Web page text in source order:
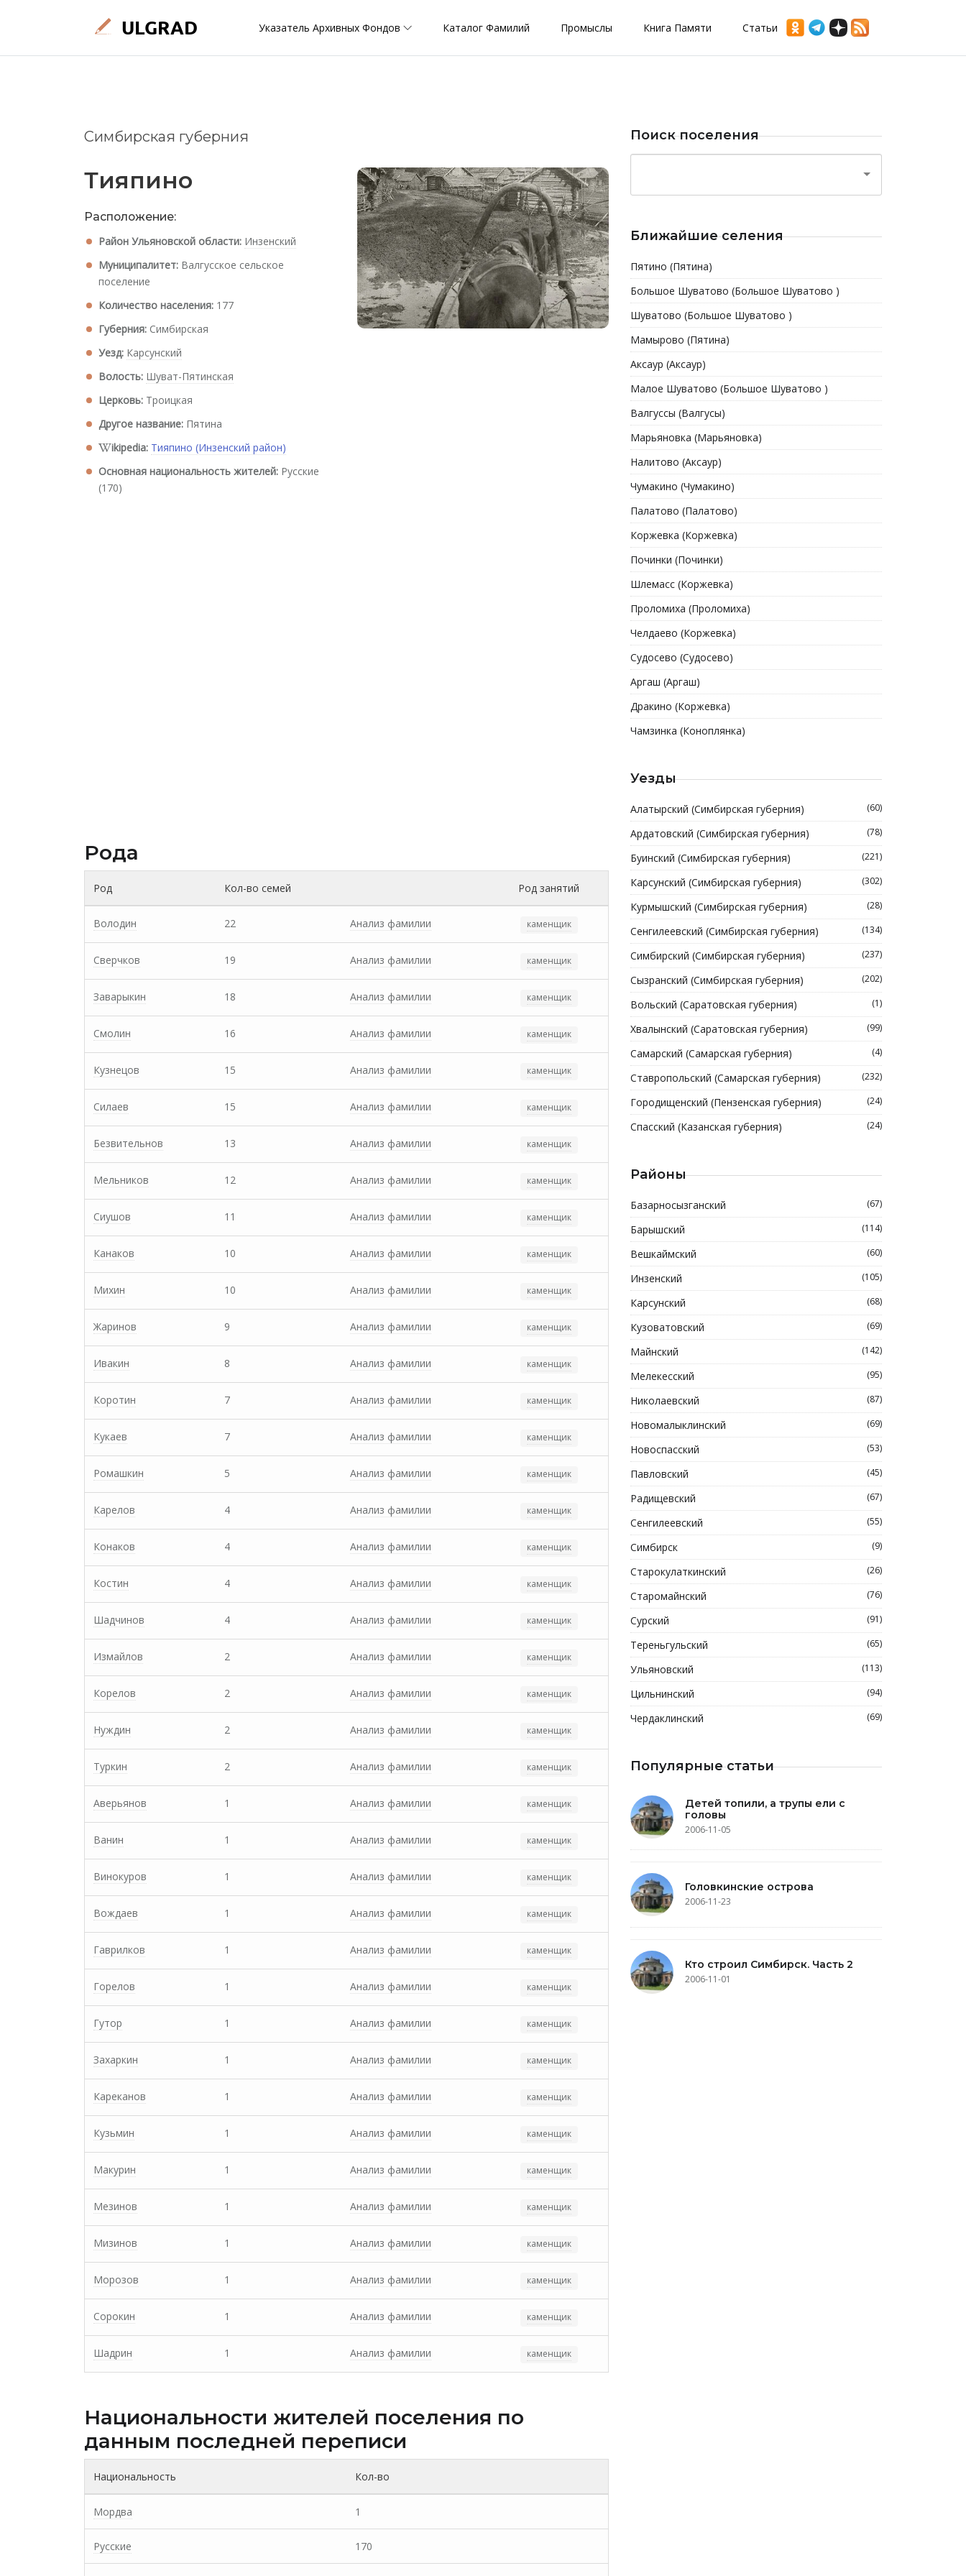
Указатель Архивных Фондов Каталог Фамилий Промыслы Книга Памяти Статьи
Симбирская губерния
Тияпино
Расположение:
Район Ульяновской области: Инзенский
Муниципалитет: Валгусское сельское
поселение
Количество населения: 177
Губерния: Симбирская
Уезд: Карсунский
Волость: Шуват-Пятинская
Церковь: Троицкая
Другое название: Пятина
ikipedia: Тияпино (Инзенский район)
Основная национальность жителей: Русские
(170)
Рода
Род Кол-во семей Род занятий
Володин 22 Анализ фамилии каменщик
Сверчков 19 Анализ фамилии каменщик
Заварыкин 18 Анализ фамилии каменщик
Смолин 16 Анализ фамилии каменщик
Кузнецов 15 Анализ фамилии каменщик
Силаев 15 Анализ фамилии каменщик
Безвительнов 13 Анализ фамилии каменщик
Мельников 12 Анализ фамилии каменщик
Сиушов 11 Анализ фамилии каменщик
Канаков 10 Анализ фамилии каменщик
Михин 10 Анализ фамилии каменщик
Жаринов 9 Анализ фамилии каменщик
Ивакин 8 Анализ фамилии каменщик
Коротин 7 Анализ фамилии каменщик
Кукаев 7 Анализ фамилии каменщик
Ромашкин 5 Анализ фамилии каменщик
Карелов 4 Анализ фамилии каменщик
Конаков 4 Анализ фамилии каменщик
Костин 4 Анализ фамилии каменщик
Шадчинов 4 Анализ фамилии каменщик
Измайлов 2 Анализ фамилии каменщик
Корелов 2 Анализ фамилии каменщик
Нуждин 2 Анализ фамилии каменщик
Туркин 2 Анализ фамилии каменщик
Аверьянов 1 Анализ фамилии каменщик
Ванин 1 Анализ фамилии каменщик
Винокуров 1 Анализ фамилии каменщик
Вождаев 1 Анализ фамилии каменщик
Гаврилков 1 Анализ фамилии каменщик
Горелов 1 Анализ фамилии каменщик
Гутор 1 Анализ фамилии каменщик
Захаркин 1 Анализ фамилии каменщик
Кареканов 1 Анализ фамилии каменщик
Кузьмин 1 Анализ фамилии каменщик
Макурин 1 Анализ фамилии каменщик
Мезинов 1 Анализ фамилии каменщик
Мизинов 1 Анализ фамилии каменщик
Морозов 1 Анализ фамилии каменщик
Сорокин 1 Анализ фамилии каменщик
Шадрин 1 Анализ фамилии каменщик
Национальности жителей поселения по
данным последней переписи
Национальность Кол-во
Мордва 1
Русские 170
Поиск поселения
Ближайшие селения
Пятино (Пятина)
Большое Шуватово (Большое Шуватово )
Шуватово (Большое Шуватово )
Мамырово (Пятина)
Аксаур (Аксаур)
Малое Шуватово (Большое Шуватово )
Валгуссы (Валгусы)
Марьяновка (Марьяновка)
Налитово (Аксаур)
Чумакино (Чумакино)
Палатово (Палатово)
Коржевка (Коржевка)
Починки (Починки)
Шлемасс (Коржевка)
Проломиха (Проломиха)
Челдаево (Коржевка)
Судосево (Судосево)
Аргаш (Аргаш)
Дракино (Коржевка)
Чамзинка (Коноплянка)
Уезды
Алатырский (Симбирская губерния) (60)
Ардатовский (Симбирская губерния) (78)
Буинский (Симбирская губерния) (221)
Карсунский (Симбирская губерния) (302)
Курмышский (Симбирская губерния) (28)
Сенгилеевский (Симбирская губерния) (134)
Симбирский (Симбирская губерния) (237)
Сызранский (Симбирская губерния) (202)
Вольский (Саратовская губерния) (1)
Хвалынский (Саратовская губерния) (99)
Самарский (Самарская губерния) (4)
Ставропольский (Самарская губерния) (232)
Городищенский (Пензенская губерния) (24)
Спасский (Казанская губерния) (24)
Районы
Базарносызганский (67)
Барышский (114)
Вешкаймский (60)
Инзенский (105)
Карсунский (68)
Кузоватовский (69)
Майнский (142)
Мелекесский (95)
Николаевский (87)
Новомалыклинский (69)
Новоспасский (53)
Павловский (45)
Радищевский (67)
Сенгилеевский (55)
Симбирск (9)
Старокулаткинский (26)
Старомайнский (76)
Сурский (91)
Тереньгульский (65)
Ульяновский (113)
Цильнинский (94)
Чердаклинский (69)
Популярные статьи
Детей топили, а трупы ели с
головы
2006-11-05
Головкинские острова
2006-11-23
Кто строил Симбирск. Часть 2
2006-11-01